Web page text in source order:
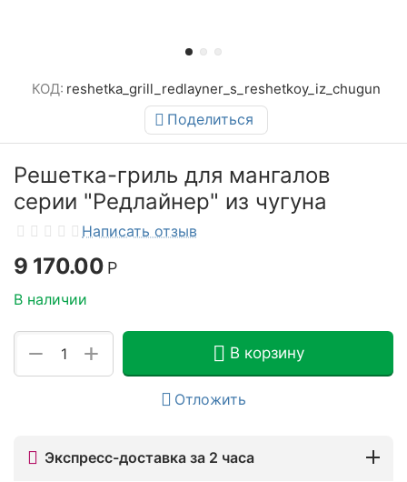
КОД: reshetka_grill_redlayner_s_reshetkoy_iz_chugun
Поделиться
Решетка-гриль для мангалов
серии "Редлайнер" из чугуна
Написать отзыв
9 170.00 Р
В наличии
+
− В корзину
Отложить
Экспресс-доставка за 2 часа